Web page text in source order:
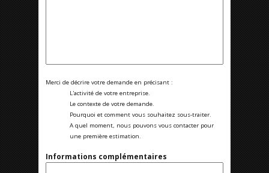
Merci de décrire votre demande en précisant :
L'activité de votre entreprise.
Le contexte de votre demande.
Pourquoi et comment vous souhaitez sous-traiter.
A quel moment, nous pouvons vous contacter pour
une première estimation.
Informations complémentaires